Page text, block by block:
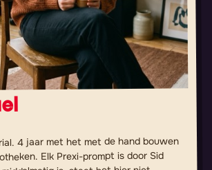
4 jaar met het met de hand bouwen
Elk Prexi-prompt is door Sid